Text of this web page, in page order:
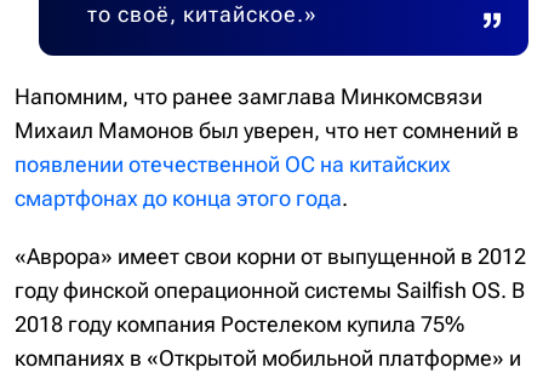
то своё, китайское.»
Напомним, что ранее замглава Минкомсвязи
Михаил Мамонов был уверен, что нет сомнений в
появлении отечественной ОС на китайских
смартфонах до конца этого года.
«Аврора» имеет свои корни от выпущенной в 2012
году финской операционной системы Sailfish OS. В
2018 году компания Ростелеком купила 75%
компаниях в «Открытой мобильной платформе» и